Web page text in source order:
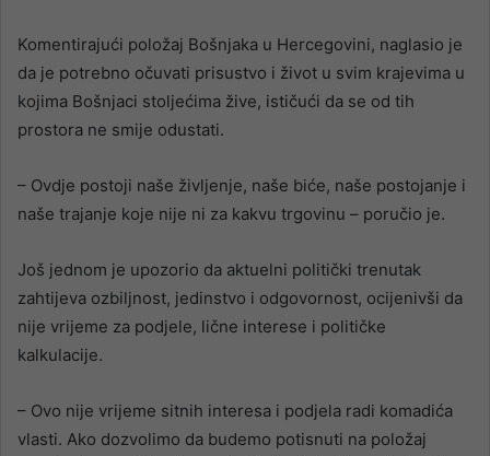
Komentirajući položaj Bošnjaka u Hercegovini, naglasio je
da je potrebno očuvati prisustvo i život u svim krajevima u
kojima Bošnjaci stoljećima žive, ističući da se od tih
prostora ne smije odustati.
– Ovdje postoji naše življenje, naše biće, naše postojanje i
naše trajanje koje nije ni za kakvu trgovinu – poručio je.
Još jednom je upozorio da aktuelni politički trenutak
zahtijeva ozbiljnost, jedinstvo i odgovornost, ocijenivši da
nije vrijeme za podjele, lične interese i političke
kalkulacije.
– Ovo nije vrijeme sitnih interesa i podjela radi komadića
vlasti. Ako dozvolimo da budemo potisnuti na položaj